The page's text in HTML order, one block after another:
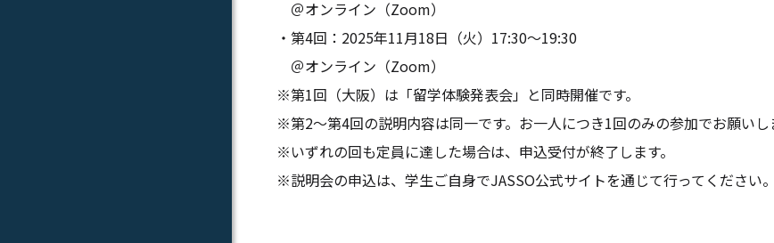
＠オンライン（Zoom）
・第4回：2025年11月18日（火）17:30～19:30
＠オンライン（Zoom）
※第1回（大阪）は「留学体験発表会」と同時開催です。
※第2～第4回の説明内容は同一です。お一人につき1回のみの参加でお願いし
※いずれの回も定員に達した場合は、申込受付が終了します。
※説明会の申込は、学生ご自身でJASSO公式サイトを通じて行ってください。